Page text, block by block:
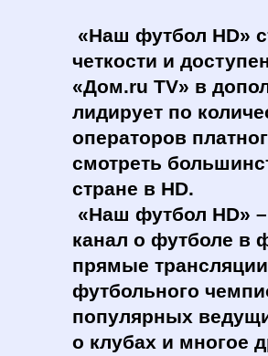
«Наш футбол HD»
четкости и
«Дом.ru TV» в
лидирует по
операторов
смотреть
стране в HD.
«Наш футбол HD»
канал о футболе в
прямые
футбольного
популярных
о клубах и многое